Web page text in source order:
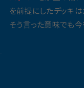
を前提にしたデッキ
そう言った意味でも